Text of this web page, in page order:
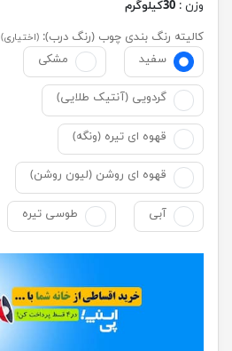
وزن : 30کیلوگرم
کالیته رنگ بندی چوب (رنگ درب): (اختیاری)
سفید مشکی
گردویی (آنتیک طلایی)
قهوه ای تیره (ونگه)
قهوه ای روشن (لیون روشن)
آبی طوسی تیره